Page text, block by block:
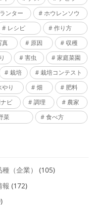
ンター
ホウレンソウ
レシピ
作り方
真 原因
収穫
害虫
家庭菜園
栽培
栽培コンテスト
やり 畑
肥料
ビ 調理
農家
菜 食べ方
（企業）
(105)
報 (172)